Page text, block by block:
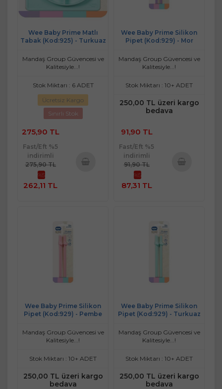
Wee Baby Prime Matlı
Tabak (Kod:925) - Turkuaz
Mandaş Group Güvencesi ve
Kalitesiyle...!
Stok Miktarı : 6 ADET
Ücretsiz Kargo
Sınırlı Stok
275,90 TL
Fast/Eft %5
indirimli
275,90 TL
%5
262,11 TL
Wee Baby Prime Silikon
Pipet (Kod:929) - Mor
Mandaş Group Güvencesi ve
Kalitesiyle...!
Stok Miktarı : 10+ ADET
250,00 TL üzeri kargo
bedava
91,90 TL
Fast/Eft %5
indirimli
91,90 TL
%5
87,31 TL
Wee Baby Prime Silikon
Pipet (Kod:929) - Pembe
Mandaş Group Güvencesi ve
Kalitesiyle...!
Stok Miktarı : 10+ ADET
250,00 TL üzeri kargo
bedava
Wee Baby Prime Silikon
Pipet (Kod:929) - Turkuaz
Mandaş Group Güvencesi ve
Kalitesiyle...!
Stok Miktarı : 10+ ADET
250,00 TL üzeri kargo
bedava